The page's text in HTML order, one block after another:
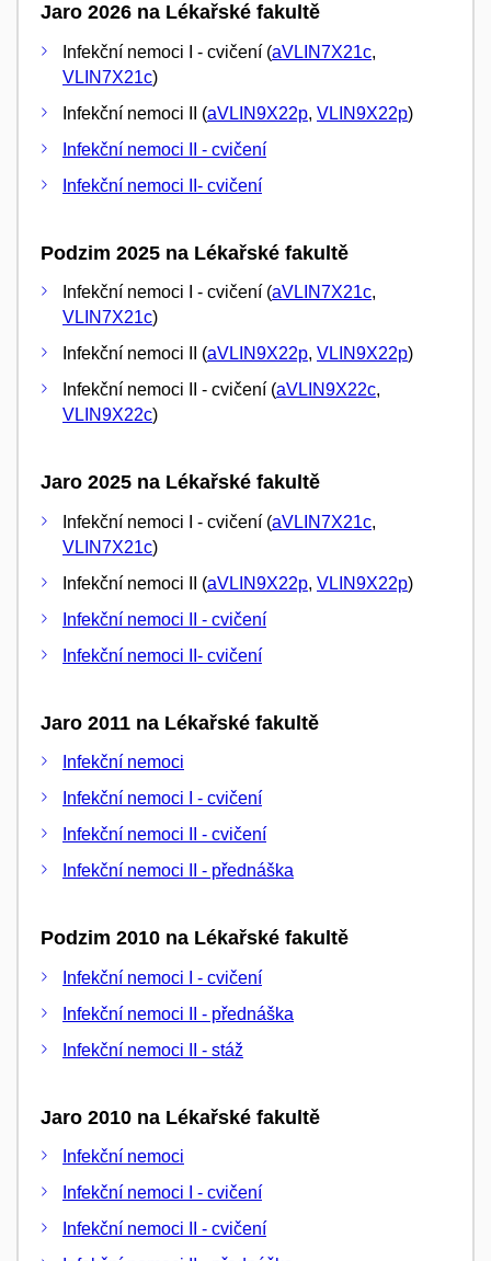
Jaro 2026 na Lékařské fakultě
Infekční nemoci I - cvičení (aVLIN7X21c,
VLIN7X21c)
Infekční nemoci II (aVLIN9X22p, VLIN9X22p)
Infekční nemoci II - cvičení
Infekční nemoci II- cvičení
Podzim 2025 na Lékařské fakultě
Infekční nemoci I - cvičení (aVLIN7X21c,
VLIN7X21c)
Infekční nemoci II (aVLIN9X22p, VLIN9X22p)
Infekční nemoci II - cvičení (aVLIN9X22c,
VLIN9X22c)
Jaro 2025 na Lékařské fakultě
Infekční nemoci I - cvičení (aVLIN7X21c,
VLIN7X21c)
Infekční nemoci II (aVLIN9X22p, VLIN9X22p)
Infekční nemoci II - cvičení
Infekční nemoci II- cvičení
Jaro 2011 na Lékařské fakultě
Infekční nemoci
Infekční nemoci I - cvičení
Infekční nemoci II - cvičení
Infekční nemoci II - přednáška
Podzim 2010 na Lékařské fakultě
Infekční nemoci I - cvičení
Infekční nemoci II - přednáška
Infekční nemoci II - stáž
Jaro 2010 na Lékařské fakultě
Infekční nemoci
Infekční nemoci I - cvičení
Infekční nemoci II - cvičení